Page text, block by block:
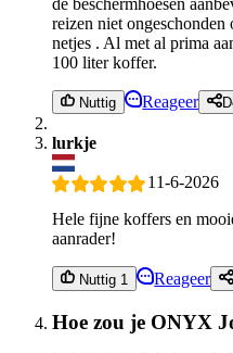
reizen niet
netjes . Al met al prima
100 liter koffer.
Nuttig Reageer
lurkje
11-6-2026
Hele fijne koffers en
aanrader!
Nuttig 1 Reageer
Hoe zou je ONYX